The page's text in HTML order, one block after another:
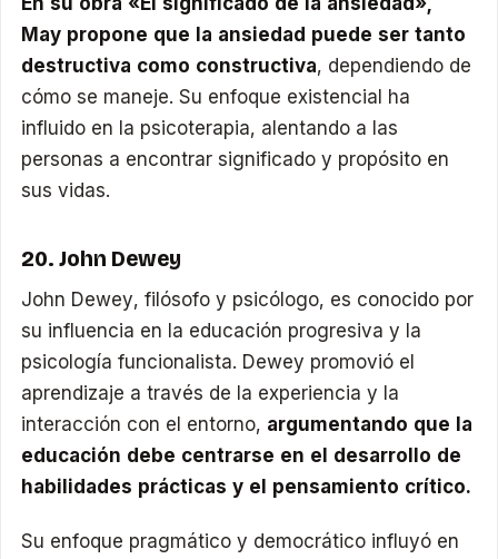
May propone que la ansiedad puede ser tanto
destructiva como constructiva, dependiendo de
cómo se maneje. Su enfoque existencial ha
influido en la psicoterapia, alentando a las
personas a encontrar significado y propósito en
sus vidas.
20. John Dewey
John Dewey, filósofo y psicólogo, es conocido por
su influencia en la educación progresiva y la
psicología funcionalista. Dewey promovió el
aprendizaje a través de la experiencia y la
interacción con el entorno, argumentando que la
educación debe centrarse en el desarrollo de
habilidades prácticas y el pensamiento crítico.
Su enfoque pragmático y democrático influyó en